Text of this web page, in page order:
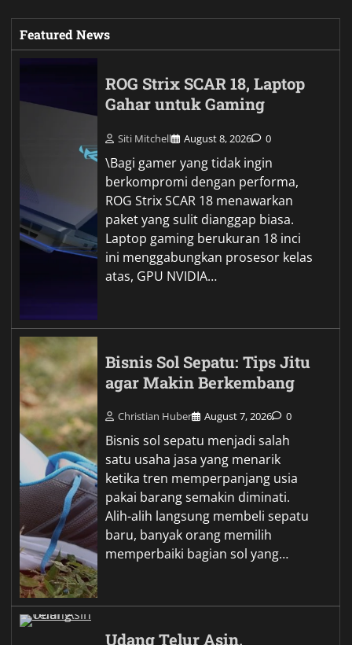
Featured News
ROG Strix SCAR 18, Laptop
Gahar untuk Gaming
Siti Mitchell August 8, 2026 0
\Bagi gamer yang tidak ingin
berkompromi dengan performa,
ROG Strix SCAR 18 menawarkan
paket yang sulit dianggap biasa.
Laptop gaming berukuran 18 inci
ini menggabungkan prosesor kelas
atas, GPU NVIDIA…
Bisnis Sol Sepatu: Tips Jitu
agar Makin Berkembang
Christian Huber August 7, 2026 0
Bisnis sol sepatu menjadi salah
satu usaha jasa yang menarik
ketika tren memperpanjang usia
pakai barang semakin diminati.
Alih-alih langsung membeli sepatu
baru, banyak orang memilih
memperbaiki bagian sol yang…
Udang Telur Asin,